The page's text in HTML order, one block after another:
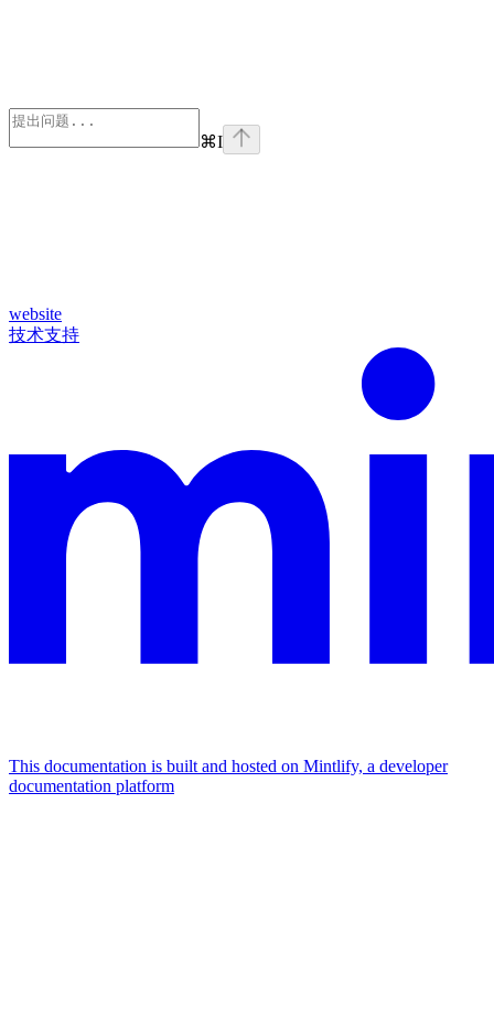
⌘I
website
技术支持
This documentation is built and hosted on Mintlify, a developer
documentation platform